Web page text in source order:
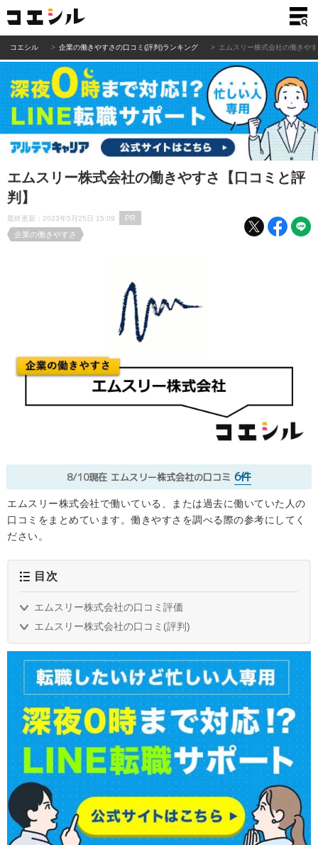
コエシル 企業の働きやすさの口コミ(評判)ランキング エムスリー株式会社の働きや
エムスリー株式会社の働きやすさ【口コミと評
判】
最終更新：2023年5月25日 15:09
PR
企業の働きやすさ
8/10現在 エムスリー株式会社の口コミ 6件
エムスリー株式会社で働いている、または過去に働いていた人の
口コミをまとめています。働きやすさを調べる際の参考にしてく
ださい。
目次
エムスリー株式会社の口コミ評価
エムスリー株式会社の口コミ(評判)